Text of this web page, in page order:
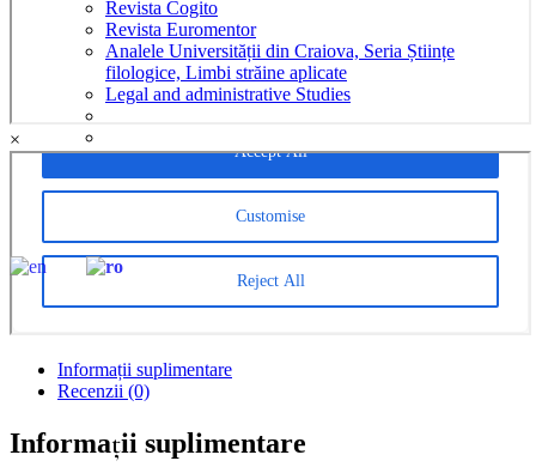
Revista Cogito
Revista Euromentor
Analele Universității din Craiova, Seria Științe
filologice, Limbi străine aplicate
Legal and administrative Studies
CreativeAPPS – Revistă studențească de cercetare în
informatică multidisciplinară
×
Informații suplimentare
Recenzii (0)
Informații suplimentare